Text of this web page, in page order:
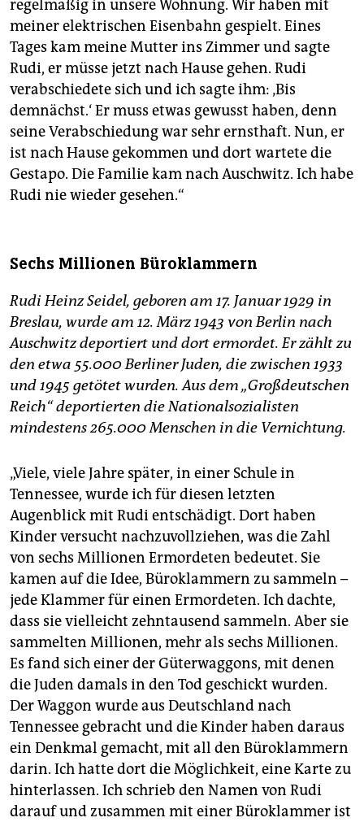
regelmäßig in unsere Wohnung. Wir haben mit
meiner elektrischen Eisenbahn gespielt. Eines
Tages kam meine Mutter ins Zimmer und sagte
Rudi, er müsse jetzt nach Hause gehen. Rudi
verabschiedete sich und ich sagte ihm: ‚Bis
demnächst.‘ Er muss etwas gewusst haben, denn
seine Verabschiedung war sehr ernsthaft. Nun, er
ist nach Hause gekommen und dort wartete die
Gestapo. Die Familie kam nach Auschwitz. Ich habe
Rudi nie wieder gesehen.“
Sechs Millionen Büroklammern
Rudi Heinz Seidel, geboren am 17. Januar 1929 in
Breslau, wurde am 12. März 1943 von Berlin nach
Auschwitz deportiert und dort ermordet. Er zählt zu
den etwa 55.000 Berliner Juden, die zwischen 1933
und 1945 getötet wurden. Aus dem „Großdeutschen
Reich“ deportierten die Nationalsozialisten
mindestens 265.000 Menschen in die Vernichtung.
„Viele, viele Jahre später, in einer Schule in
Tennessee, wurde ich für diesen letzten
Augenblick mit Rudi entschädigt. Dort haben
Kinder versucht nachzuvollziehen, was die Zahl
von sechs Millionen Ermordeten bedeutet. Sie
kamen auf die Idee, Büroklammern zu sammeln –
jede Klammer für einen Ermordeten. Ich dachte,
dass sie vielleicht zehntausend sammeln. Aber sie
sammelten Millionen, mehr als sechs Millionen.
Es fand sich einer der Güterwaggons, mit denen
die Juden damals in den Tod geschickt wurden.
Der Waggon wurde aus Deutschland nach
Tennessee gebracht und die Kinder haben daraus
ein Denkmal gemacht, mit all den Büroklammern
darin. Ich hatte dort die Möglichkeit, eine Karte zu
hinterlassen. Ich schrieb den Namen von Rudi
darauf und zusammen mit einer Büroklammer ist